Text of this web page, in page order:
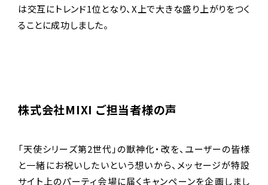
は交互にトレンド1位となり、X上で大きな盛り上がりをつく
ることに成功しました。
株式会社MIXI ご担当者様の声
「天使シリーズ第2世代」の獣神化・改を、ユーザーの皆様
と一緒にお祝いしたいという想いから、メッセージが特設
サイト上のパーティ会場に届くキャンペーンを企画しまし